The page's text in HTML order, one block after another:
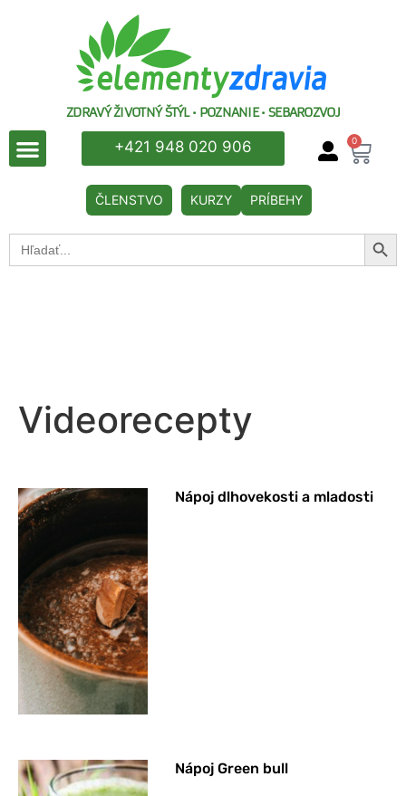
ZDRAVÝ ŽIVOTNÝ ŠTÝL • POZNANIE • SEBAROZVOJ
+421 948 020 906 0
ČLENSTVO KURZY PRÍBEHY
Search
for:
Videorecepty
Nápoj dlhovekosti a mladosti
Nápoj Green bull